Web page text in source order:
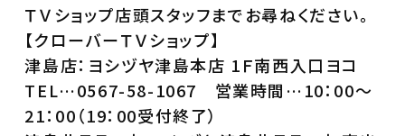
ＴＶショップ店頭スタッフまでお尋ねください。
【クローバーＴＶショップ】
津島店：ヨシヅヤ津島本店 1Ｆ南西入口ヨコ
TEL…0567-58-1067 営業時間…10：00～
21：00（19：00受付終了）